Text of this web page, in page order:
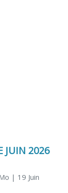
JUIN 2026
| 19 Juin